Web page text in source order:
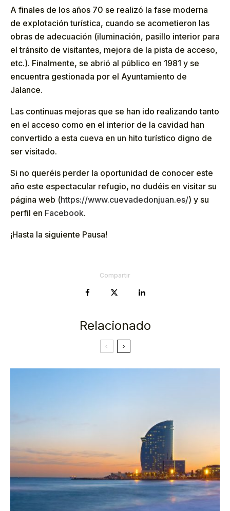
A finales de los años 70 se realizó la fase moderna
de explotación turística, cuando se acometieron las
obras de adecuación (iluminación, pasillo interior para
el tránsito de visitantes, mejora de la pista de acceso,
etc.). Finalmente, se abrió al público en 1981 y se
encuentra gestionada por el Ayuntamiento de
Jalance.
Las continuas mejoras que se han ido realizando tanto
en el acceso como en el interior de la cavidad han
convertido a esta cueva en un hito turístico digno de
ser visitado.
Si no queréis perder la oportunidad de conocer este
año este espectacular refugio, no dudéis en visitar su
página web (https://www.cuevadedonjuan.es/) y su
perfil en Facebook.
¡Hasta la siguiente Pausa!
Compartir
Relacionado